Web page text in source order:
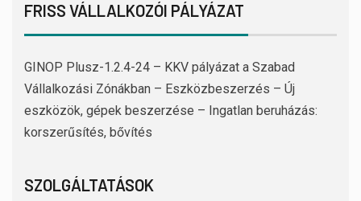
FRISS VÁLLALKOZÓI PÁLYÁZAT
GINOP Plusz-1.2.4-24 – KKV pályázat a Szabad
Vállalkozási Zónákban – Eszközbeszerzés – Új
eszközök, gépek beszerzése – Ingatlan beruházás:
korszerűsítés, bővítés
SZOLGÁLTATÁSOK